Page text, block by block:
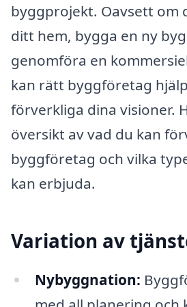
byggprojekt. Oavsett om
ditt hem, bygga en ny
genomföra en
kan rätt byggföretag
förverkliga dina visioner.
översikt av vad du kan
byggföretag och vilka
kan erbjuda.
Variation av
Nybyggnation: